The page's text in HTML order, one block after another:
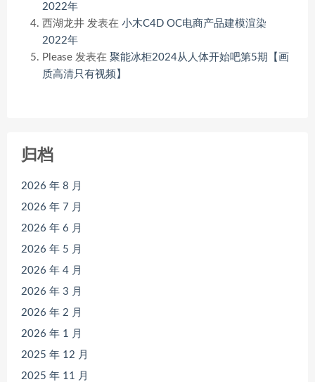
2022年
西湖龙井 发表在 小木C4D OC电商产品建模渲染
2022年
Please 发表在 聚能冰柜2024从人体开始吧第5期【画
质高清只有视频】
归档
2026 年 8 月
2026 年 7 月
2026 年 6 月
2026 年 5 月
2026 年 4 月
2026 年 3 月
2026 年 2 月
2026 年 1 月
2025 年 12 月
2025 年 11 月